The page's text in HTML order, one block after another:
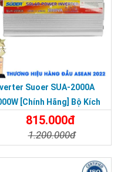
Suoer SUA-2000A
[Chính Hãng] Bộ Kích
12V Lên 220V - Máy Kích
Sin Mô Phỏng
815.000đ
1.200.000đ